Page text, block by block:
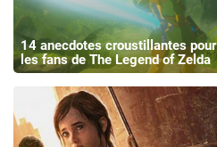
14 anecdotes croustillantes pour
les fans de The Legend of Zelda